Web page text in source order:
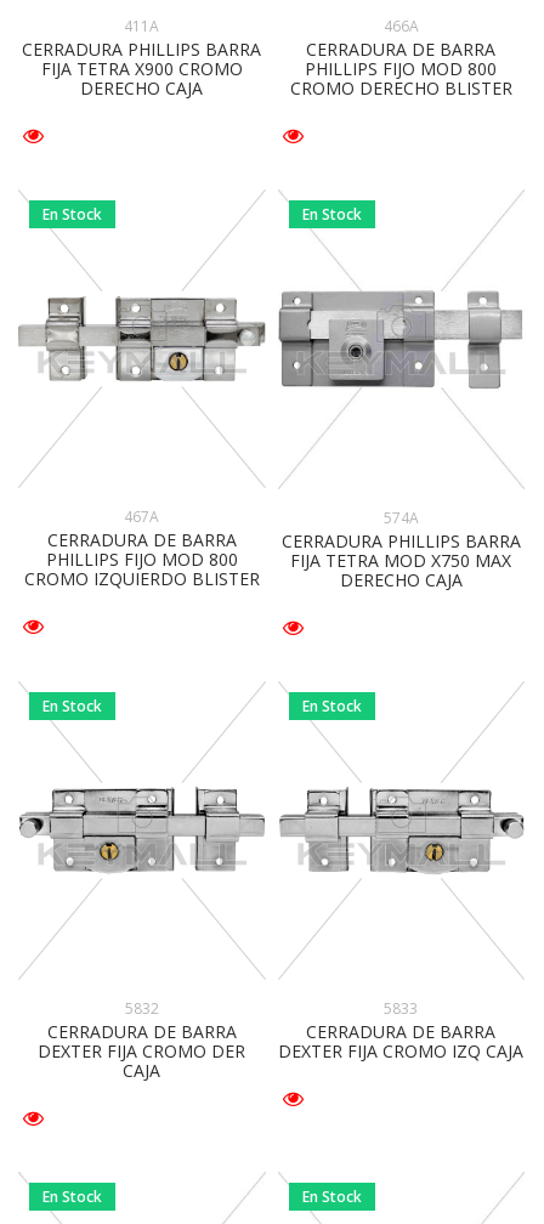
411A
CERRADURA PHILLIPS BARRA
FIJA TETRA X900 CROMO
DERECHO CAJA
466A
CERRADURA DE BARRA
PHILLIPS FIJO MOD 800
CROMO DERECHO BLISTER
En Stock
467A
CERRADURA DE BARRA
PHILLIPS FIJO MOD 800
CROMO IZQUIERDO BLISTER
En Stock
574A
CERRADURA PHILLIPS BARRA
FIJA TETRA MOD X750 MAX
DERECHO CAJA
En Stock
5832
CERRADURA DE BARRA
DEXTER FIJA CROMO DER
CAJA
En Stock
5833
CERRADURA DE BARRA
DEXTER FIJA CROMO IZQ CAJA
En Stock En Stock